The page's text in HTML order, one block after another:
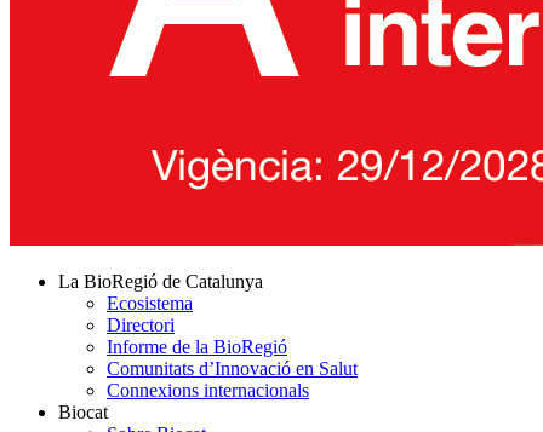
La BioRegió de Catalunya
Ecosistema
Directori
Informe de la BioRegió
Comunitats d’Innovació en Salut
Connexions internacionals
Biocat